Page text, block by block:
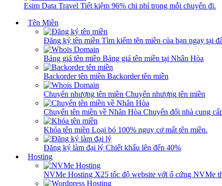
Esim Data Travel Tiết kiệm 96% chi phí trong mỗi chuyến đi.
Tên Miền
Đăng ký tên miền Tìm kiếm tên miền của bạn ngay tại
Bảng giá tên miền Bảng giá tên miền tại Nhân Hòa
Backorder tên miền Backorder tên miền
Chuyển nhượng tên miền Chuyển nhượng tên miền
Chuyển tên miền về Nhân Hòa Chuyển đổi nhà cung
Khóa tên miền Loại bỏ 100% nguy cơ mất tên miền.
Đăng ký làm đại lý Chiết khấu lên đến 40%
Hosting
NVMe Hosting X25 tốc độ website với ổ cứng NVMe